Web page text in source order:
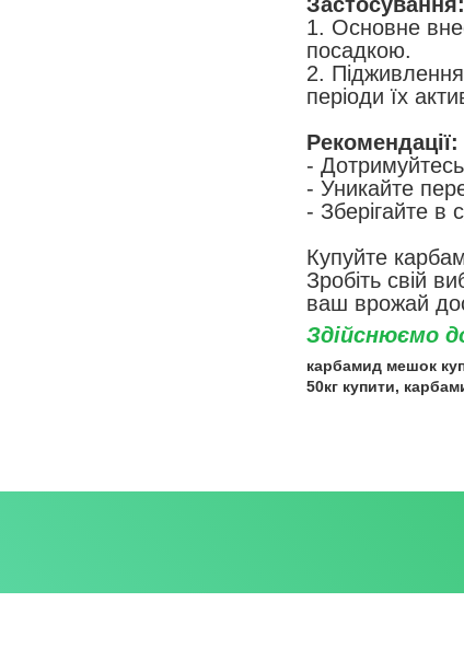
1. Основне
посадкою.
2.
періоди їх
Рекомендації:
-
- Уникайте
- Зберігайте в
Купуйте
Зробіть свій
ваш врожай
Здійснюємо
карбамид мешок
50кг купити,